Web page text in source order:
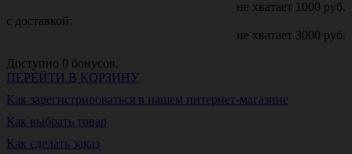
не хватает 1000 руб.
с доставкой:
не хватает 3000 руб.
Доступно 0 бонусов.
ПЕРЕЙТИ В КОРЗИНУ
Как зарегистрироваться в нашем интернет-магазине
Как выбрать товар
Как сделать заказ